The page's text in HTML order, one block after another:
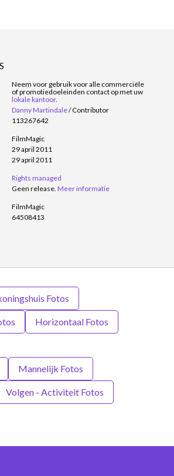
Neem voor gebruik voor alle commerciële
of promotiedoeleinden contact op met uw
lokale kantoor.
Danny Martindale/Contributor
113267642
FilmMagic
29 april 2011
29 april 2011
Rights managed
Geen release. Meer informatie
FilmMagic
64508413
Fotos
Horizontaal Fotos
Mannelijk Fotos
Volgen - Activiteit Fotos